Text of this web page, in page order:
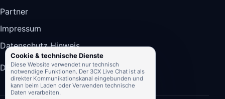
Partner
Impressum
Datenschutz Hinweis
DE ITEN
Cookie & technische Dienste
Diese Website verwendet nur technisch
notwendige Funktionen. Der 3CX Live Chat ist als
direkter Kommunikationskanal eingebunden und
kann beim Laden oder Verwenden technische
Daten verarbeiten.